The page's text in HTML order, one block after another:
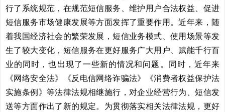
行了系统规范，在规范短信服务、维护用户合法权益、促进
短信服务市场健康发展等方面发挥了重要作用。近年来，随
着我国经济社会的繁荣发展，短信业务模式、使用场景等发
生了较大变化，短信服务在更好服务广大用户、赋能千行百
业的同时，也出现了一些新的情况和问题。同时，近年来
《网络安全法》《反电信网络诈骗法》《消费者权益保护法
实施条例》等法律法规相继施行，对企业经营行为、短信发
送等方面作出了新的规定。为贯彻落实相关法律法规，更好